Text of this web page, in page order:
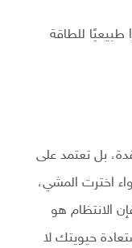
للطاقة
بل تعتمد على
اخترت المشي،
الانتظام هو
حيويتك لا